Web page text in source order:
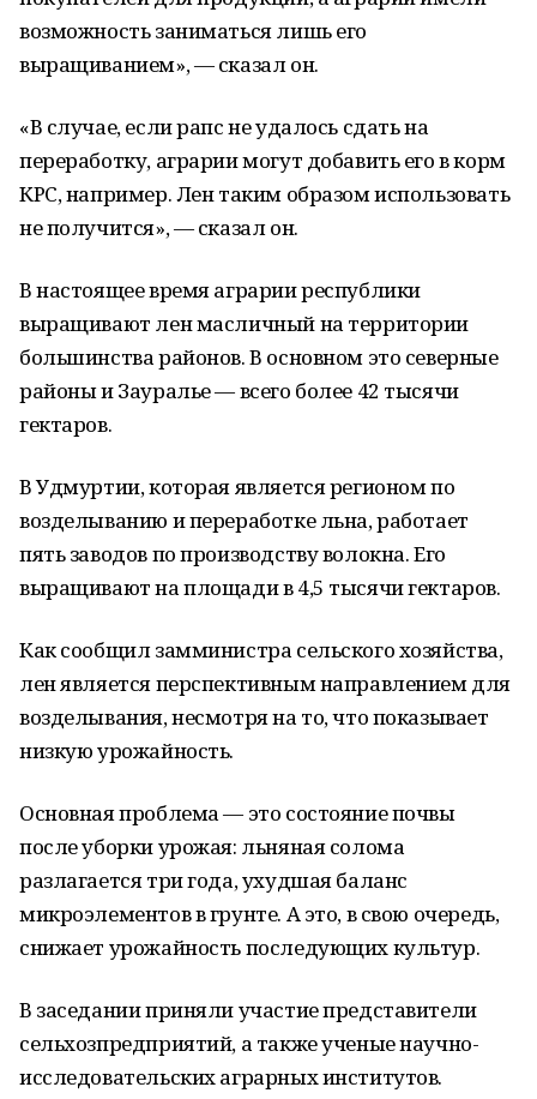
возможность заниматься лишь его
выращиванием», — сказал он.
«В случае, если рапс не удалось сдать на
переработку, аграрии могут добавить его в корм
КРС, например. Лен таким образом использовать
не получится», — сказал он.
В настоящее время аграрии республики
выращивают лен масличный на территории
большинства районов. В основном это северные
районы и Зауралье — всего более 42 тысячи
гектаров.
В Удмуртии, которая является регионом по
возделыванию и переработке льна, работает
пять заводов по производству волокна. Его
выращивают на площади в 4,5 тысячи гектаров.
Как сообщил замминистра сельского хозяйства,
лен является перспективным направлением для
возделывания, несмотря на то, что показывает
низкую урожайность.
Основная проблема — это состояние почвы
после уборки урожая: льняная солома
разлагается три года, ухудшая баланс
микроэлементов в грунте. А это, в свою очередь,
снижает урожайность последующих культур.
В заседании приняли участие представители
сельхозпредприятий, а также ученые научно-
исследовательских аграрных институтов.